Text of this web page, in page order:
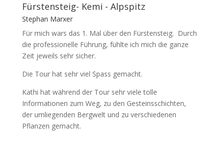
Fürstensteig- Kemi - Alpspitz
Stephan Marxer
Für mich wars das 1. Mal über den Fürstensteig. Durch
die professionelle Führung, fühlte ich mich die ganze
Zeit jeweils sehr sicher.
Die Tour hat sehr viel Spass gemacht.
Kathi hat während der Tour sehr viele tolle
Informationen zum Weg, zu den Gesteinsschichten,
der umliegenden Bergwelt und zu verschiedenen
Pflanzen gemacht.